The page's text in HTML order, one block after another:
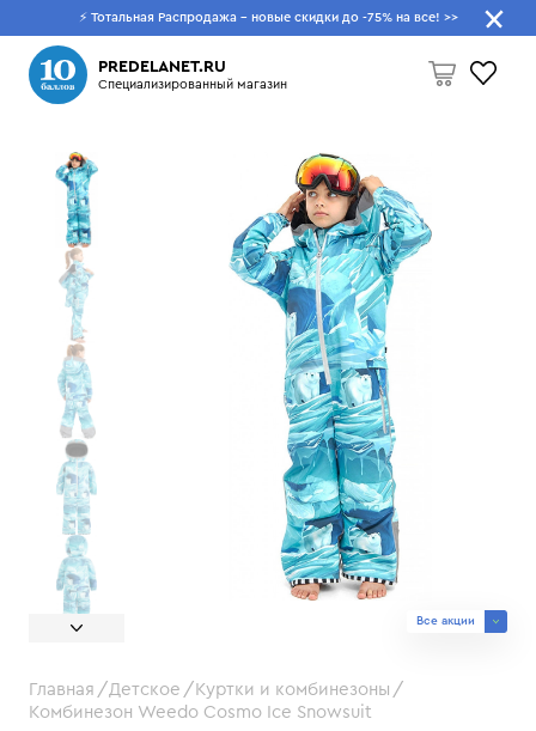
⚡ Тотальная Распродажа - новые скидки до -75% на все! >>
PREDELANET.RU
Специализированный магазин
Пусто
Что будем искать?
Все акции
Главная Детское
Куртки и комбинезоны
Комбинезон Weedo Cosmo Ice Snowsuit